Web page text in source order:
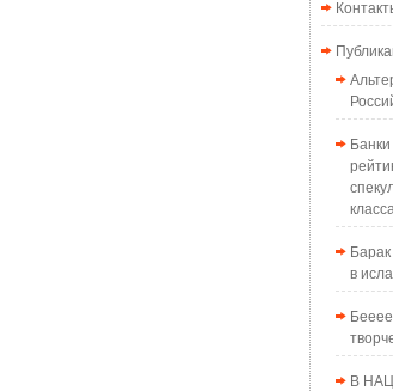
класса
в
В